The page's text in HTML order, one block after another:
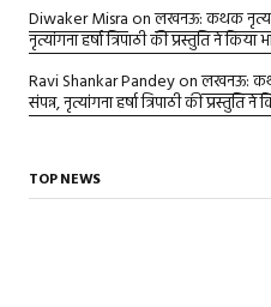
Diwaker Misraonलखनऊ: कथक नृत्य
नृत्यांगना हर्षा त्रिपाठी की प्रस्तुति ने किया
Ravi Shankar Pandeyonलखनऊ:
संपन्न, नृत्यांगना हर्षा त्रिपाठी की प्रस्तुति ने
TOP NEWS